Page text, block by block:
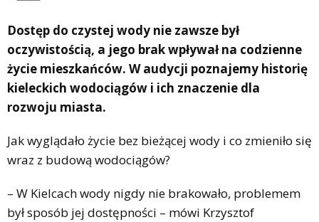
Dostęp do czystej wody nie zawsze był
oczywistością, a jego brak wpływał na codzienne
życie mieszkańców. W audycji poznajemy historię
kieleckich wodociągów i ich znaczenie dla
rozwoju miasta.
Jak wyglądało życie bez bieżącej wody i co zmieniło się
wraz z budową wodociągów?
– W Kielcach wody nigdy nie brakowało, problemem
był sposób jej dostępności – mówi Krzysztof